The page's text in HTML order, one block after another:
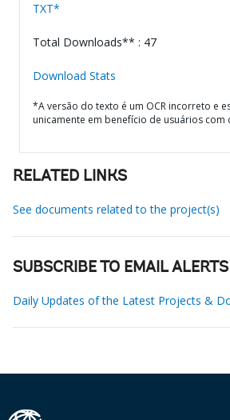
TXT*
Total Downloads** : 47
Download Stats
*A versão do texto é um OCR incorreto e
unicamente em benefício de usuários com
RELATED LINKS
See documents related to the project(s)
SUBSCRIBE TO EMAIL ALERTS
Daily Updates of the Latest Projects &